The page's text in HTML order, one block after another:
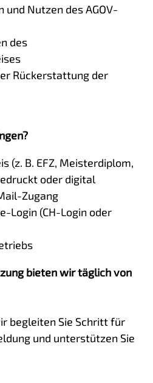
und Nutzen des AGOV-
des
Rückerstattung der
(z. B. EFZ, Meisterdiplom,
oder digital
Zugang
Login (CH-Login oder
bieten wir täglich von
begleiten Sie Schritt für
und unterstützen Sie